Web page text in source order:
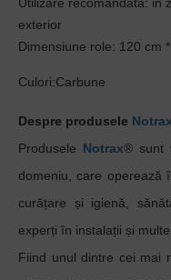
exterior
Dimensiune role: 120 cm
Culori:Carbune
Despre produsele Notrax
Produsele Notrax® sunt
domeniu, care operează
curățare și igienă,
experți în instalații și multe
Fiind unul dintre cei mai